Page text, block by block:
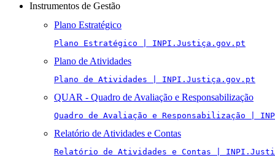
Instrumentos de Gestão
Plano Estratégico
Plano Estratégico | INPI.Justiça.gov.pt
Plano de Atividades
Plano de Atividades | INPI.Justiça.gov.pt
QUAR - Quadro de Avaliação e Responsabilização
Quadro de Avaliação e Responsabilização |
Relatório de Atividades e Contas
Relatório de Atividades e Contas |